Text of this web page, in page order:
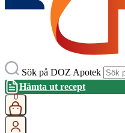
Sök på DOZ Apotek
Hämta ut recept
0